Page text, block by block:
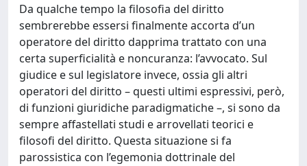
Da qualche tempo la filosofia del diritto
sembrerebbe essersi finalmente accorta d’un
operatore del diritto dapprima trattato con una
certa superficialità e noncuranza: l’avvocato. Sul
giudice e sul legislatore invece, ossia gli altri
operatori del diritto – questi ultimi espressivi, però,
di funzioni giuridiche paradigmatiche –, si sono da
sempre affastellati studi e arrovellati teorici e
filosofi del diritto. Questa situazione si fa
parossistica con l’egemonia dottrinale del